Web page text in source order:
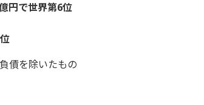
円で世界第6位
債を除いたもの